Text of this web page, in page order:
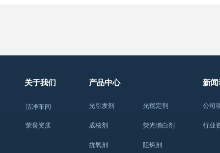
关于我们
洁净车间
荣誉资质
产品中心
光引发剂
成核剂
抗氧剂
光稳定剂
荧光增白剂
阻燃剂
新
公司
行业